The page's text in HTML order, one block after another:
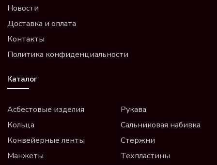
Новости
Доставка и оплата
Контакты
Политика конфиденциальности
Каталог
Асбестовые изделия
Кольца
Конвейерные ленты
Манжеты
Рукава
Сальниковая набивка
Стержни
Техпластины